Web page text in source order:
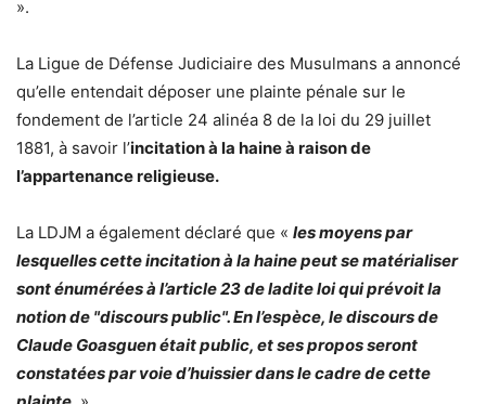
».
La Ligue de Défense Judiciaire des Musulmans a annoncé
qu’elle entendait déposer une plainte pénale sur le
fondement de l’article 24 alinéa 8 de la loi du 29 juillet
1881, à savoir l’incitation à la haine à raison de
l’appartenance religieuse.
La LDJM a également déclaré que « les moyens par
lesquelles cette incitation à la haine peut se matérialiser
sont énumérées à l’article 23 de ladite loi qui prévoit la
notion de "discours public". En l’espèce, le discours de
Claude Goasguen était public, et ses propos seront
constatées par voie d’huissier dans le cadre de cette